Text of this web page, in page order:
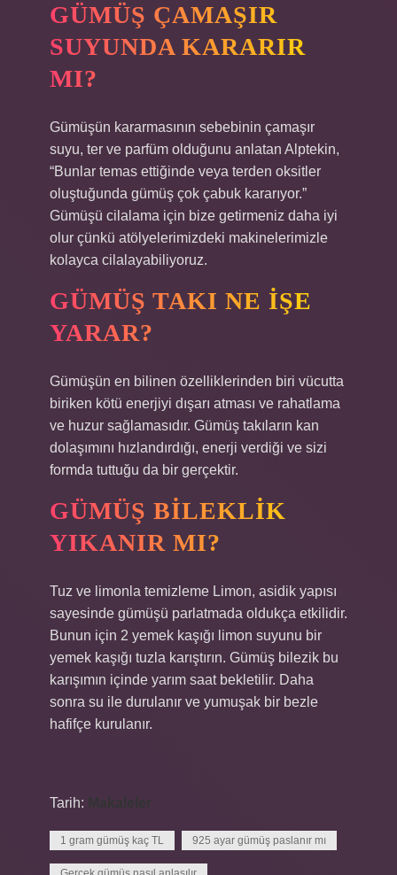
GÜMÜŞ ÇAMAŞIR
SUYUNDA KARARIR
MI?
Gümüşün kararmasının sebebinin çamaşır
suyu, ter ve parfüm olduğunu anlatan Alptekin,
“Bunlar temas ettiğinde veya terden oksitler
oluştuğunda gümüş çok çabuk kararıyor.”
Gümüşü cilalama için bize getirmeniz daha iyi
olur çünkü atölyelerimizdeki makinelerimizle
kolayca cilalayabiliyoruz.
GÜMÜŞ TAKI NE IŞE
YARAR?
Gümüşün en bilinen özelliklerinden biri vücutta
biriken kötü enerjiyi dışarı atması ve rahatlama
ve huzur sağlamasıdır. Gümüş takıların kan
dolaşımını hızlandırdığı, enerji verdiği ve sizi
formda tuttuğu da bir gerçektir.
GÜMÜŞ BILEKLIK
YIKANIR MI?
Tuz ve limonla temizleme Limon, asidik yapısı
sayesinde gümüşü parlatmada oldukça etkilidir.
Bunun için 2 yemek kaşığı limon suyunu bir
yemek kaşığı tuzla karıştırın. Gümüş bilezik bu
karışımın içinde yarım saat bekletilir. Daha
sonra su ile durulanır ve yumuşak bir bezle
hafifçe kurulanır.
Tarih:
1 gram gümüş kaç TL 925 ayar gümüş paslanır mı